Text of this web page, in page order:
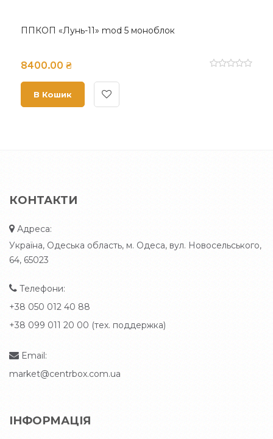
ППКОП «Лунь-11» mod 5 моноблок
8400.00 ₴
В Кошик
КОНТАКТИ
Адреса:
Україна, Одеська область, м. Одеса, вул. Новосельського,
64, 65023
Телефони:
+38 050 012 40 88
+38 099 011 20 00 (тех. поддержка)
Email:
market@centrbox.com.ua
ІНФОРМАЦІЯ